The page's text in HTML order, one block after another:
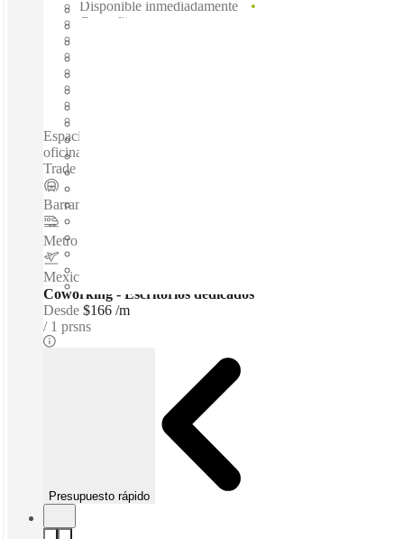
Disponible inmediadamente
Gasto fijo
Espacios de coworking / Destacado centro moderno de
oficinas - Edificio con certificado LEED adyacente al Wall
Trade Centre- Espacio de oficina totalmente equipado...
Barranca del Muerto
Metro Mexicaltzingo
Mexico City International Airport
Coworking - Escritorios dedicados
Desde $166 /m
1 prsns
Presupuesto rápido